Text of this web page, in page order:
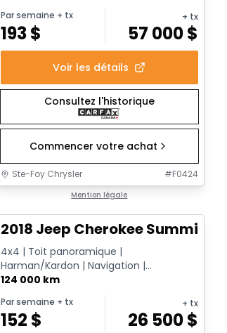
Par semaine + tx
193$
+ tx
57 000$
Voir les détails
Consultez l'historique
Commencer votre achat
Ste-Foy Chrysler #F0424
Mention légale
Très bonne offre
2018 Jeep Cherokee Summit
4x4 | Toit panoramique |
Harman/Kardon | Navigation |
Suspension pneumatique
124 000 km
Par semaine + tx
152 $
+ tx
26 500$